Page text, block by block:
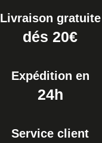
Livraison gratuite
dés 20€
Expédition en
24h
Service client